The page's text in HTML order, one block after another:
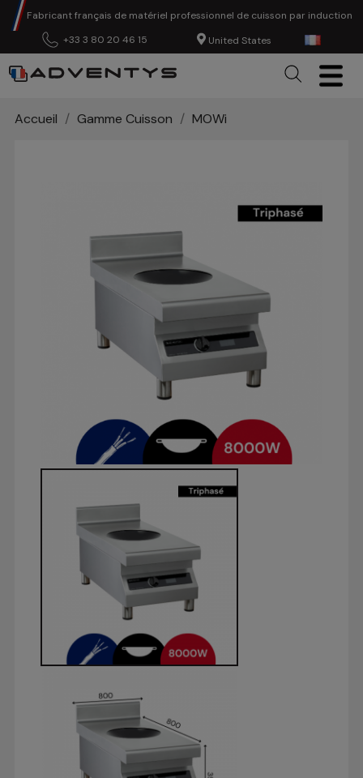
Fabricant français de matériel professionnel de cuisson par induction
+33 3 80 20 46 15
United States
Accueil Gamme Cuisson MOWi